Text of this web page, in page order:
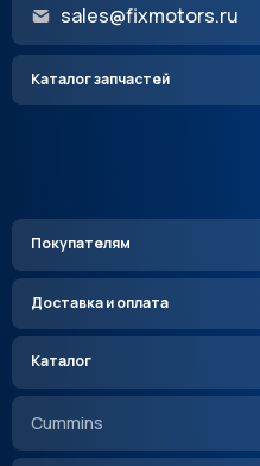
sales@fixmotors.ru
Каталог запчастей
Покупателям
Доставка и оплата
Каталог
Cummins